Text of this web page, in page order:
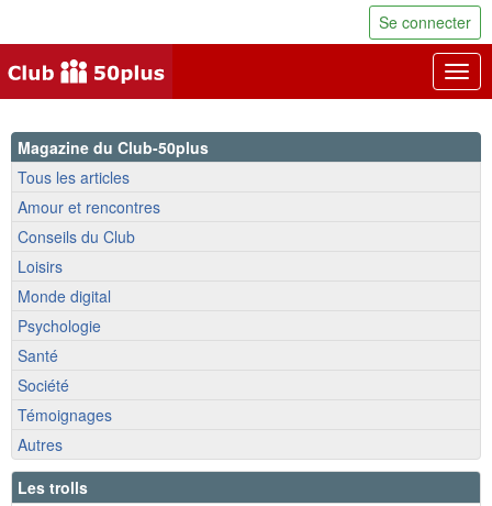
Se connecter
Magazine du Club-50plus
Tous les articles
Amour et rencontres
Conseils du Club
Loisirs
Monde digital
Psychologie
Santé
Société
Témoignages
Autres
Les trolls